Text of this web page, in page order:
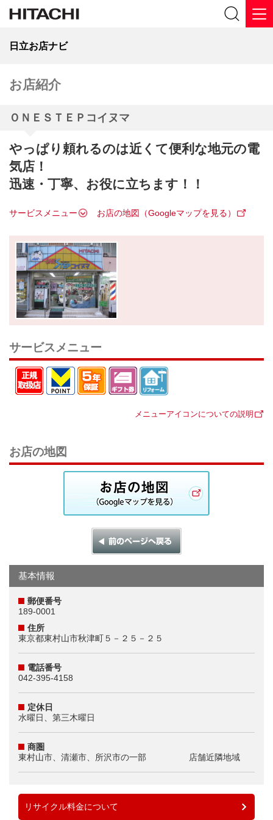
日立お店ナビ
お店紹介
ＯＮＥＳＴＥＰコイヌマ
やっぱり頼れるのは近くて便利な地元の電
気店！
迅速・丁寧、お役に立ちます！！
サービスメニュー お店の地図（Googleマップを見る）
サービスメニュー
メニューアイコンについての説明
お店の地図
基本情報
郵便番号
189-0001
住所
東京都東村山市秋津町５－２５－２５
電話番号
042-395-4158
定休日
水曜日、第三木曜日
商圏
東村山市、清瀬市、所沢市の一部 店舗近隣地域
リサイクル料金について